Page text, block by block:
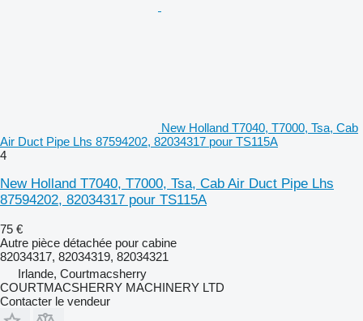
New Holland T7040, T7000, Tsa, Cab
Air Duct Pipe Lhs 87594202, 82034317 pour TS115A
4
New Holland T7040, T7000, Tsa, Cab Air Duct Pipe Lhs
87594202, 82034317 pour TS115A
75 €
Autre pièce détachée pour cabine
82034317, 82034319, 82034321
Irlande, Courtmacsherry
COURTMACSHERRY MACHINERY LTD
Contacter le vendeur